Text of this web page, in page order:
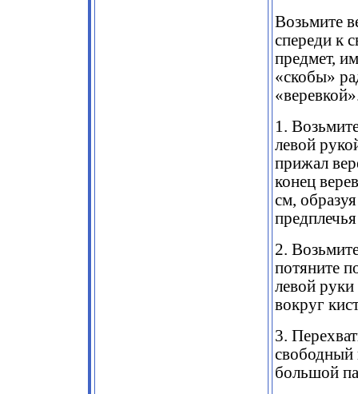
Возьмите
спереди к
предмет,
«скобы»
1.
левой
прижал
конец
см,
2.
потяните
левой руки
вокруг
3.
свободный
большой